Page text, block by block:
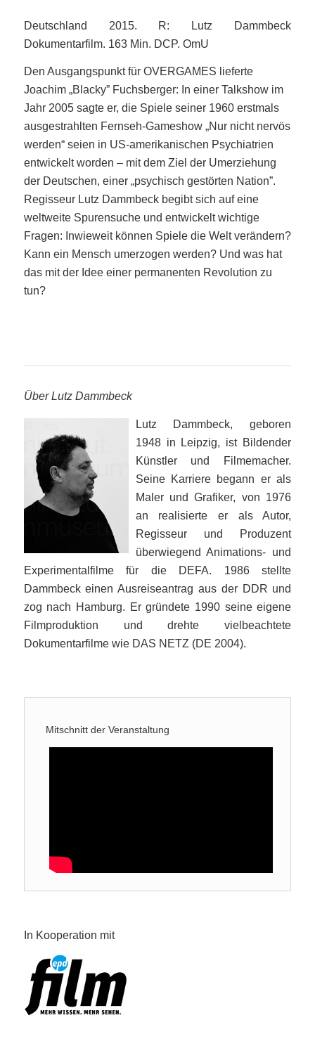
Deutschland 2015. R: Lutz Dammbeck
Dokumentarfilm. 163 Min. DCP. OmU
Den Ausgangspunkt für OVERGAMES lieferte
Joachim „Blacky” Fuchsberger: In einer Talkshow im
Jahr 2005 sagte er, die Spiele seiner 1960 erstmals
ausgestrahlten Fernseh-Gameshow „Nur nicht nervös
werden“ seien in US-amerikanischen Psychiatrien
entwickelt worden – mit dem Ziel der Umerziehung
der Deutschen, einer „psychisch gestörten Nation”.
Regisseur Lutz Dammbeck begibt sich auf eine
weltweite Spurensuche und entwickelt wichtige
Fragen: Inwieweit können Spiele die Welt verändern?
Kann ein Mensch umerzogen werden? Und was hat
das mit der Idee einer permanenten Revolution zu
tun?
Über Lutz Dammbeck
Lutz Dammbeck, geboren
1948 in Leipzig, ist Bildender
Künstler und Filmemacher.
Seine Karriere begann er als
Maler und Grafiker, von 1976
an realisierte er als Autor,
Regisseur und Produzent
überwiegend Animations- und
Experimentalfilme für die DEFA. 1986 stellte
Dammbeck einen Ausreiseantrag aus der DDR und
zog nach Hamburg. Er gründete 1990 seine eigene
Filmproduktion und drehte vielbeachtete
Dokumentarfilme wie DAS NETZ (DE 2004).
Mitschnitt der Veranstaltung
In Kooperation mit